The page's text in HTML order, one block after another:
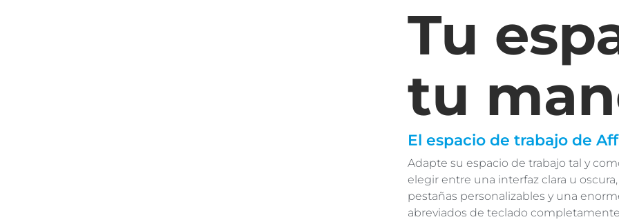
Tu
tu
El espacio de trabajo de
Adapte su espacio de trabajo tal y
elegir entre una interfaz clara u
pestañas personalizables y una
abreviados de teclado